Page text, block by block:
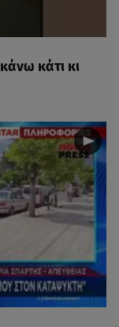
κάτι κι